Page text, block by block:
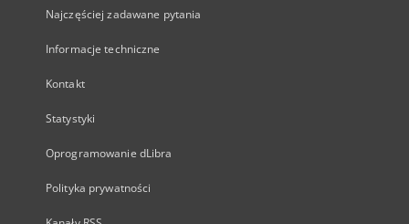
Najczęściej zadawane pytania
Informacje techniczne
Kontakt
Statystyki
Oprogramowanie dLibra
Polityka prywatności